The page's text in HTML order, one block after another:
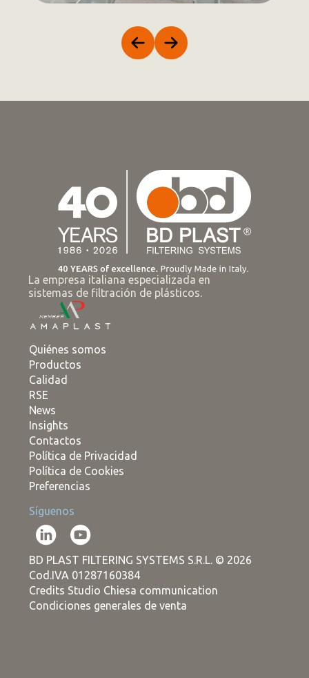
La empresa italiana especializada en
sistemas de filtración de plásticos.
Quiénes somos
Productos
Calidad
RSE
News
Insights
Contactos
Política de Privacidad
Política de Cookies
Preferencias
Síguenos
BD PLAST FILTERING SYSTEMS S.R.L. © 2026
Cod.IVA 01287160384
Credits Studio Chiesa communication
Condiciones generales de venta